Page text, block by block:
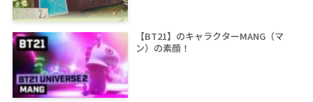
【BT21】のキャラクターMANG（マ
ン）の素顔！